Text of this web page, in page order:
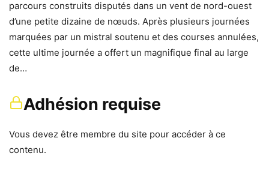
parcours construits disputés dans un vent de nord-ouest
d’une petite dizaine de nœuds. Après plusieurs journées
marquées par un mistral soutenu et des courses annulées,
cette ultime journée a offert un magnifique final au large
de…
Adhésion requise
Vous devez être membre du site pour accéder à ce
contenu.